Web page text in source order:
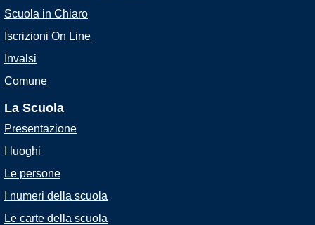
Scuola in Chiaro
Iscrizioni On Line
Invalsi
Comune
La Scuola
Presentazione
I luoghi
Le persone
I numeri della scuola
Le carte della scuola